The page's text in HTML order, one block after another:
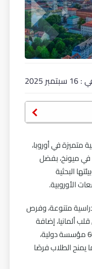
:16 سبتمبر 2025
متميزة في أوروبا،
في ميونخ، بفضل
البحثية
الأوروبية.
متنوعة، وفرص
ألمانيا، إضافة
إلى ذلك، تتميز بتعاونها مع أكثر من 600 مؤسسة دولية،
مما يمنح الطلاب فرصًا